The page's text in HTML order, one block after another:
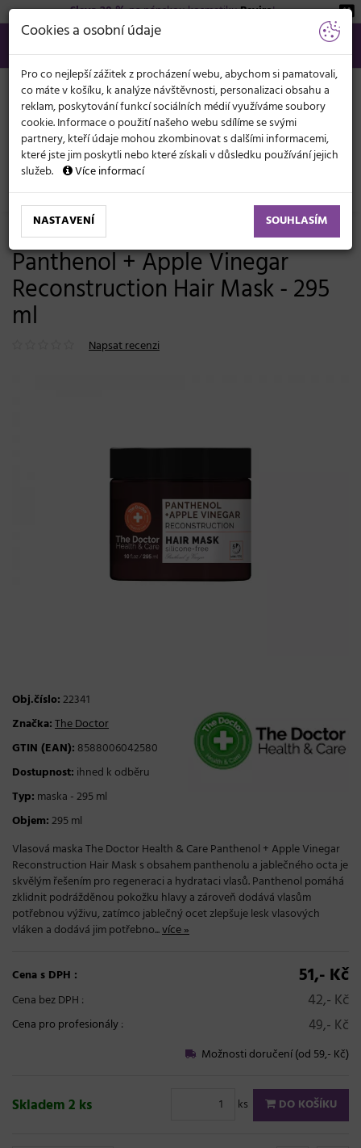
Sleva 20 %na pánskou kosmetikuBeviro!
566 440 099
info@svetkadernictvi.cz
Po−pá: 8−17
Vše o nákupu Kč
KATEGORIE
MENU
Vlasová kosmetika Masky a péče Suché vlasy
Regenerační maska The Doctor
Panthenol + Apple Vinegar
Reconstruction Hair Mask - 295
ml
Napsat recenzi
Obj.číslo:22341
Značka:The Doctor
GTIN (EAN): 8588006042580
Dostupnost: ihned k odběru
Typ: maska - 295 ml
Objem:295 ml
Vlasová maska The Doctor Health & Care Panthenol + Apple Vinegar
Reconstruction Hair Mask s obsahem panthenolu a jablečného octa je
skvělým řešením pro regeneraci a hydrataci vlasů. Panthenol pomáhá
zklidnit podrážděnou pokožku hlavy a zároveň dodává vlasům
potřebnou výživu, zatímco jablečný ocet zlepšuje lesk vlasových
vláken a dodává jim potřebno...více »
Cena s DPH : 51,- Kč
Cena bez DPH : 42,- Kč
Cena pro profesionály: 49,- Kč
Možnosti doručení (od 59,- Kč)
Skladem 2 ks ks DO KOŠÍKU
Cookies a osobní údaje
Pro co nejlepší zážitek z procházení webu, abychom si pamatovali,
co máte v košíku, k analýze návštěvnosti, personalizaci obsahu a
reklam, poskytování funkcí sociálních médií využíváme soubory
cookie. Informace o použití našeho webu sdílíme se svými
partnery, kteří údaje mohou zkombinovat s dalšími informacemi,
které jste jim poskytli nebo které získali v důsledku používání jejich
služeb.
Více informací
NASTAVENÍ SOUHLASÍM